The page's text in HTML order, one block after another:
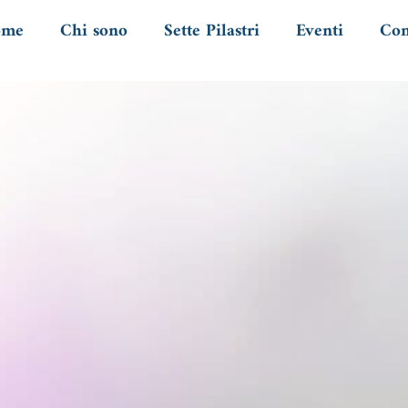
Chi sono Sette Pilastri Eventi